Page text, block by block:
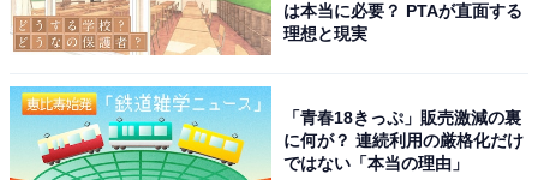
は本当に必要？ PTAが直面する
理想と現実
「青春18きっぷ」販売激減の裏
に何が？ 連続利用の厳格化だけ
ではない「本当の理由」